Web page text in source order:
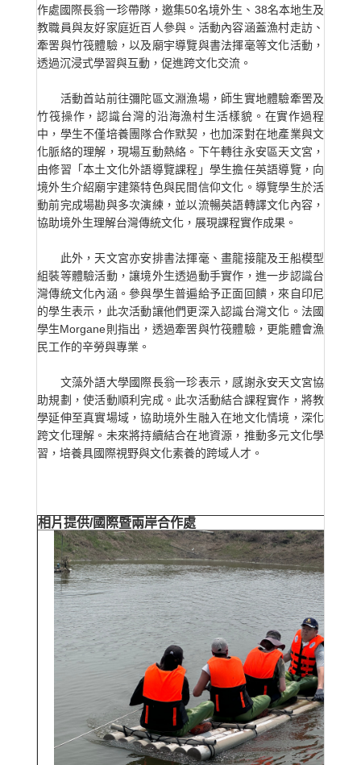
作處國際長翁一珍帶隊，邀集50名境外生、38名本地生及
教職員與友好家庭近百人參與。活動內容涵蓋漁村走訪、
牽罟與竹筏體驗，以及廟宇導覽與書法揮毫等文化活動，
透過沉浸式學習與互動，促進跨文化交流。
活動首站前往彌陀區文淵漁場，師生實地體驗牽罟及
竹筏操作，認識台灣的沿海漁村生活樣貌。在實作過程
中，學生不僅培養團隊合作默契，也加深對在地產業與文
化脈絡的理解，現場互動熱絡。下午轉往永安區天文宮，
由修習「本土文化外語導覽課程」學生擔任英語導覽，向
境外生介紹廟宇建築特色與民間信仰文化。導覽學生於活
動前完成場勘與多次演練，並以流暢英語轉譯文化內容，
協助境外生理解台灣傳統文化，展現課程實作成果。
此外，天文宮亦安排書法揮毫、畫龍接龍及王船模型
組裝等體驗活動，讓境外生透過動手實作，進一步認識台
灣傳統文化內涵。參與學生普遍給予正面回饋，來自印尼
的學生表示，此次活動讓他們更深入認識台灣文化。法國
學生Morgane則指出，透過牽罟與竹筏體驗，更能體會漁
民工作的辛勞與專業。
文藻外語大學國際長翁一珍表示，感謝永安天文宮協
助規劃，使活動順利完成。此次活動結合課程實作，將教
學延伸至真實場域，協助境外生融入在地文化情境，深化
跨文化理解。未來將持續結合在地資源，推動多元文化學
習，培養具國際視野與文化素養的跨域人才。
相片提供/國際暨兩岸合作處